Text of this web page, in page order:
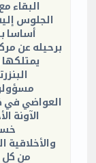
البقاء
الجلوس
أساسا
برحيله عن
العواضي في
الآونة
والأخلاقية
من كل